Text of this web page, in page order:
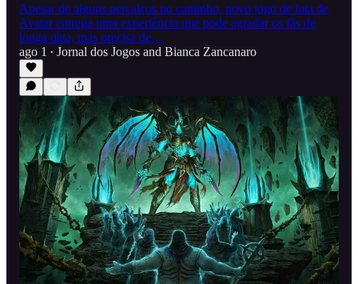
Apesar de alguns percalços no caminho, novo jogo de luta de
Avatar entrega uma experiência que pode agradar os fãs de
longa data, mas precisa de…
ago 1
• Jornal dos Jogos and Bianca Zancanaro